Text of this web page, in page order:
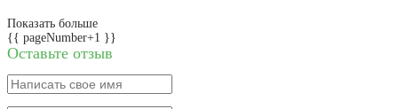
Показать больше
{{ pageNumber+1 }}
Оставьте отзыв